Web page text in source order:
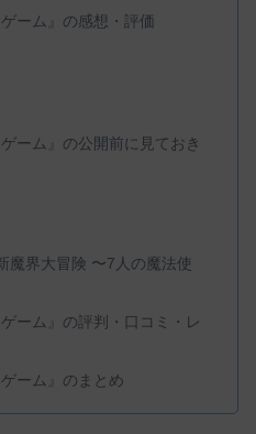
ーム』の感想・評価
ーム』の公開前に見ておき
魔界大冒険 〜7人の魔法使
ーム』の評判・口コミ・レ
ーム』のまとめ